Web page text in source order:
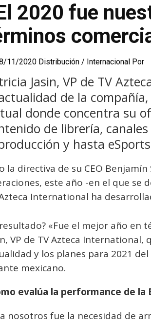
2020 fue
11/2020 Distribución / Internacional Por
Jasin, VP de TV
de la
donde concentra su
de librería,
y hasta
la directiva de su CEO
este año -en el que se
International ha
«Fue el mejor año en
VP de TV Azteca International,
y los planes para 2021
mexicano.
evalúa la performance de la
nosotros fue la necesidad de